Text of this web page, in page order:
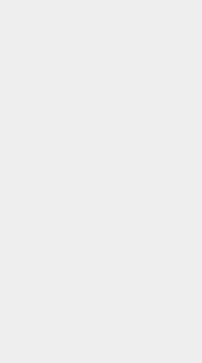
Por ejemplo, estas
el rendimiento